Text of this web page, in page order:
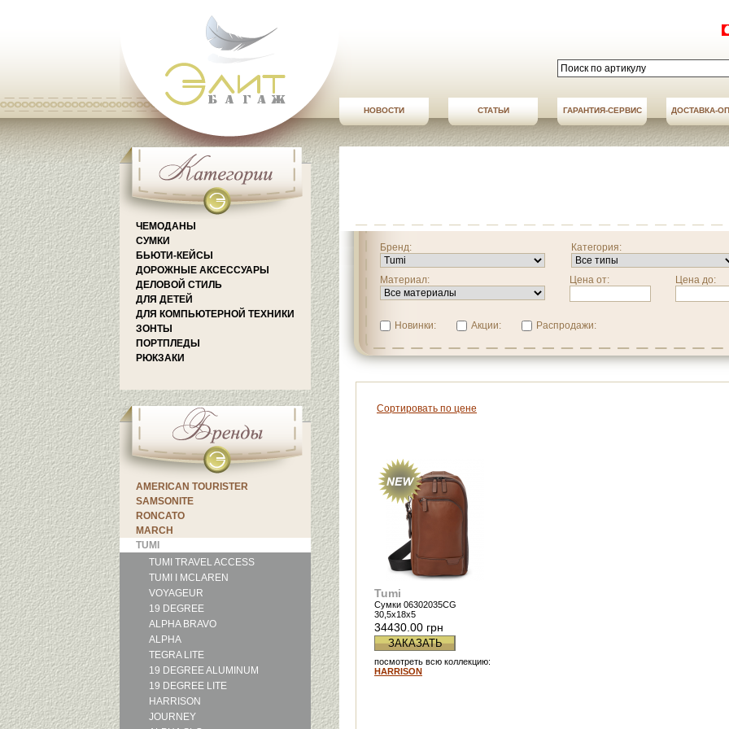
АКЦИИ НОВОСТИ ДОСТАВКА-
НОВОСТИ СТАТЬИ ГАРАНТИЯ-СЕРВИС ДОСТАВКА-
ЧЕМОДАНЫ
СУМКИ
БЬЮТИ-КЕЙСЫ
ДОРОЖНЫЕ АКСЕССУАРЫ
ДЕЛОВОЙ СТИЛЬ
ДЛЯ ДЕТЕЙ
ДЛЯ КОМПЬЮТЕРНОЙ ТЕХНИКИ
ЗОНТЫ
ПОРТПЛЕДЫ
РЮКЗАКИ
AMERICAN TOURISTER
SAMSONITE
RONCATO
MARCH
TUMI
TUMI TRAVEL ACCESS
TUMI I MCLAREN
VOYAGEUR
19 DEGREE
ALPHA BRAVO
ALPHA
TEGRA LITE
19 DEGREE ALUMINUM
19 DEGREE LITE
HARRISON
JOURNEY
Бренд: Категория:
Материал: Цена от: Цена до:
Новинки: Акции: Распродажи:
Сортировать по цене
Tumi
Сумки 06302035CG
30,5x18x5
34430.00 грн
ЗАКАЗАТЬ
посмотреть всю коллекцию:
HARRISON